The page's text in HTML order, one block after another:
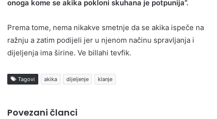
onoga kome se akika pokloni skuhana je potpunija”.
Prema tome, nema nikakve smetnje da se akika ispeče na
ražnju a zatim podijeli jer u njenom načinu spravljanja i
dijeljenja ima širine. Ve billahi tevfik.
Tagovi akika dijeljenje klanje
Povezani članci